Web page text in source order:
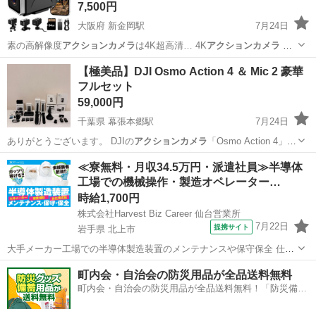
7,500円
大阪府 新金岡駅
7月24日
素の高解像度アクションカメラ は4K超高清… 4Kアクションカメラ
デオカメ… 4K⭐️アクションカメラビデオカメ…
大阪 堺市 新金岡駅
【極美品】DJI Osmo Action 4 ＆ Mic 2 豪華
フルセット
59,000円
千葉県 幕張本郷駅
7月24日
ありがとうございます。 DJIのアクションカメラ 「Osmo Action 4」
と…
千葉 千葉市 幕張本郷駅 カメラ
≪寮無料・月収34.5万円・派遣社員≫半導体
工場での機械操作・製造オペレーター…
時給1,700円
株式会社Harvest Biz Career 仙台営業所
岩手県 北上市
提携サイト 7月22日
大手メーカー工場での半導体製造装置のメンテナンスや保守保全 仕事
内容 ＼フラッシュメモリの製造を行う工場で半導体製造装置の保守・
点検のお仕事／ 新工場新設に伴い、請負現場の立ち上げを行います！
※立ち上げ時期目安：2...
岩手 北上市 その他
町内会・自治会の防災用品が全品送料無料
町内会・自治会の防災用品が全品送料無料！「防災備蓄